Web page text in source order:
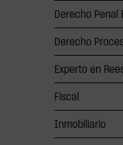
Derecho Penal
Derecho
Experto en
Fiscal
Inmobiliario